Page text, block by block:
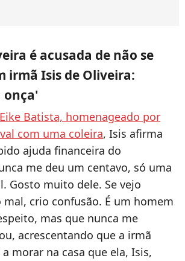
é acusada de não se
irmã Isis de Oliveira:
onça'
Eike Batista, homenageado por
com uma coleira, Isis afirma
ajuda financeira do
me deu um centavo, só uma
Gosto muito dele. Se vejo
crio confusão. É um homem
mas que nunca me
acrescentando que a irmã
morar na casa que ela, Isis,